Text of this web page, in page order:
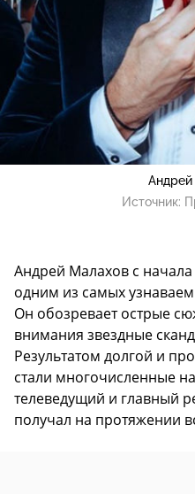
Источник:
Андрей Малахов с начала
одним из самых
Он обозревает острые
внимания звездные
Результатом долгой и
стали многочисленные
телеведущий и главный
получал на протяжении